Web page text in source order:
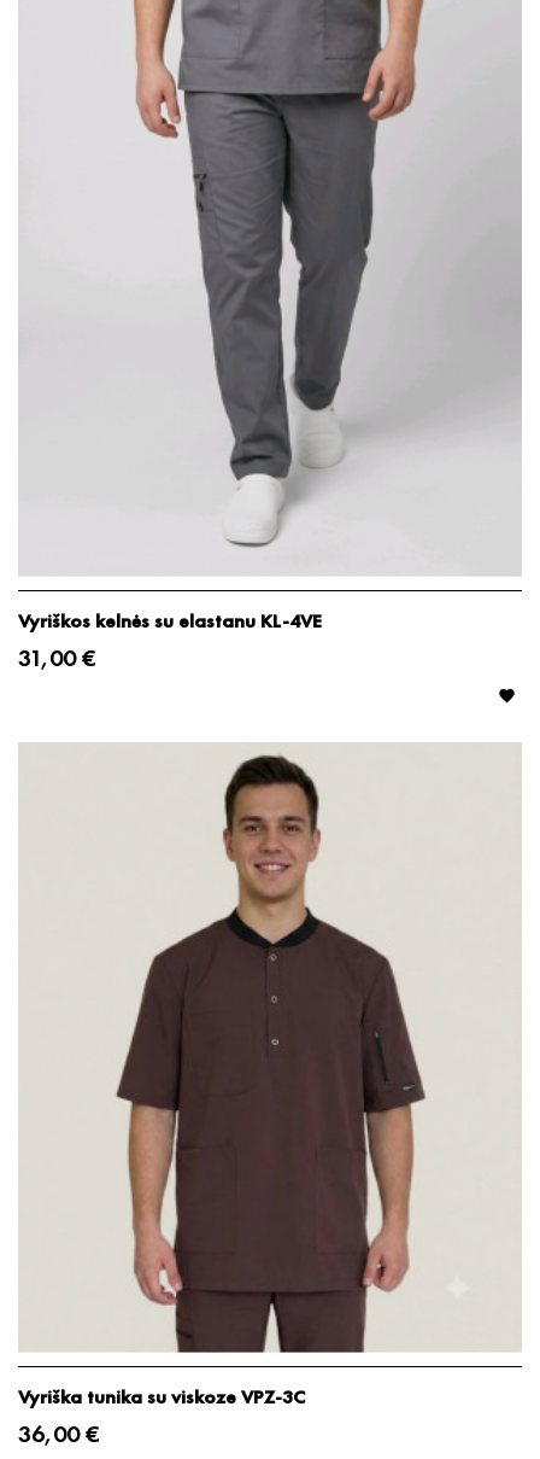
Vyriškos kelnės su elastanu KL-4VE
31,00 €

Vyriška tunika su viskoze VPZ-3C
36,00 €